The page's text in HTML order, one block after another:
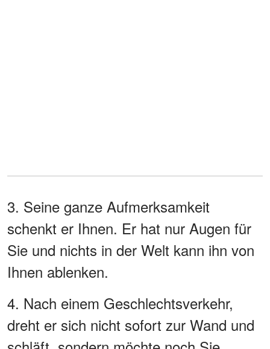
3. Seine ganze Aufmerksamkeit
schenkt er Ihnen. Er hat nur Augen für
Sie und nichts in der Welt kann ihn von
Ihnen ablenken.
4. Nach einem Geschlechtsverkehr,
dreht er sich nicht sofort zur Wand und